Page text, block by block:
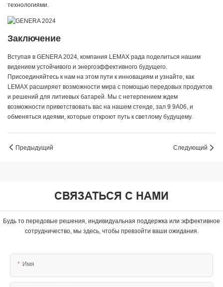
технологиями.
Заключение
Вступая в GENERA 2024, компания LEMAX рада поделиться нашим
видением устойчивого и энергоэффективного будущего.
Присоединяйтесь к нам на этом пути к инновациям и узнайте, как
LEMAX расширяет возможности мира с помощью передовых продуктов
и решений для литиевых батарей. Мы с нетерпением ждем
возможности приветствовать вас на нашем стенде, зал 9 9A06, и
обменяться идеями, которые откроют путь к светлому будущему.
Предыдущий Следующий
СВЯЗАТЬСЯ С НАМИ
Будь то передовые решения, индивидуальная поддержка или эффективное
сотрудничество, мы здесь, чтобы превзойти ваши ожидания.
Имя